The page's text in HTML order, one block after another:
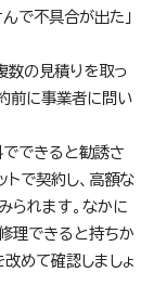
んで不具合が出た」
数の見積りを取っ
前に事業者に問い
できると勧誘さ
で契約し、高額な
られます。なかに
理できると持ちか
めて確認しましょ